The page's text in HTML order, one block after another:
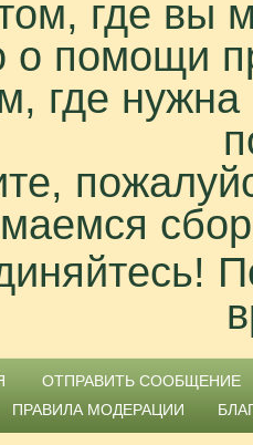
где вы
о помощи
где
ОТПРАВИТЬ СООБЩЕНИЕ
ПРАВИЛА МОДЕРАЦИИ